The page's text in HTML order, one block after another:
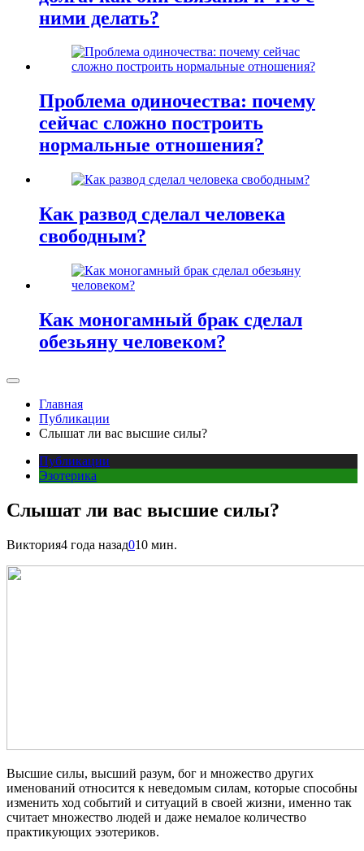
ними делать?
Проблема одиночества: почему
сейчас сложно построить
нормальные отношения?
Как развод сделал человека
свободным?
Как моногамный брак сделал
обезьяну человеком?
Главная
Публикации
Слышат ли вас высшие силы?
Публикации
Эзотерика
Слышат ли вас высшие силы?
Виктория4 года назад010 мин.
Высшие силы, высший разум, бог и множество других
именований относится к неведомым силам, которые способны
изменить ход событий и ситуаций в своей жизни, именно так
считает множество людей и даже немалое количество
практикующих эзотериков.